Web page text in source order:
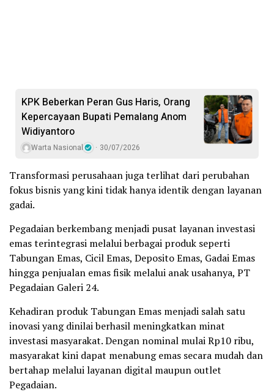
KPK Beberkan Peran Gus Haris, Orang
Kepercayaan Bupati Pemalang Anom
Widiyantoro
Warta Nasional 30/07/2026
Transformasi perusahaan juga terlihat dari perubahan
fokus bisnis yang kini tidak hanya identik dengan layanan
gadai.
Pegadaian berkembang menjadi pusat layanan investasi
emas terintegrasi melalui berbagai produk seperti
Tabungan Emas, Cicil Emas, Deposito Emas, Gadai Emas
hingga penjualan emas fisik melalui anak usahanya, PT
Pegadaian Galeri 24.
Kehadiran produk Tabungan Emas menjadi salah satu
inovasi yang dinilai berhasil meningkatkan minat
investasi masyarakat. Dengan nominal mulai Rp10 ribu,
masyarakat kini dapat menabung emas secara mudah dan
bertahap melalui layanan digital maupun outlet
Pegadaian.